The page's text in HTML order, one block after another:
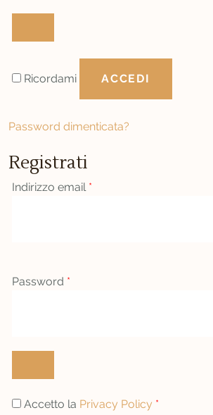
Ricordami ACCEDI
Password dimenticata?
Registrati
Indirizzo email *
Password *
Accetto la Privacy Policy *